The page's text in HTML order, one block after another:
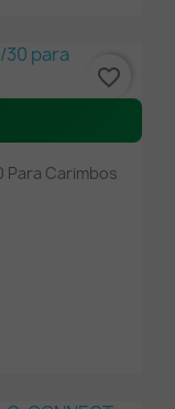
Para Carimbos
favorite_border